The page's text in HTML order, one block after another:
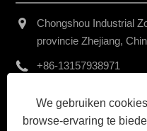
Chongshou Industrial
provincie Zhejiang,
+86-13157938971
We gebruiken
browse-ervaring te